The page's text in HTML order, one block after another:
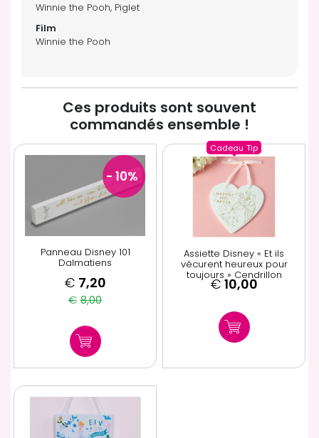
Winnie the Pooh, Piglet
Winnie the Pooh
Ces produits sont souvent
commandés ensemble !
- 10%
Panneau Disney 101
Dalmatiens
€ 7,20
€ 8,00
Cadeau Tip
Assiette Disney « Et ils
vécurent heureux pour
toujours » Cendrillon
€ 10,00